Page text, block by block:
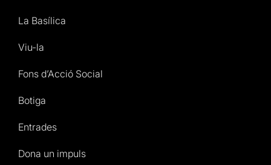
La Basílica
Viu-la
Fons d’Acció Social
Botiga
Entrades
Dona un impuls